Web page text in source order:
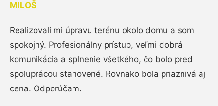
MILOŠ
Realizovali mi úpravu terénu okolo domu a som
spokojný. Profesionálny prístup, veľmi dobrá
komunikácia a splnenie všetkého, čo bolo pred
spoluprácou stanovené. Rovnako bola priaznivá aj
cena. Odporúčam.